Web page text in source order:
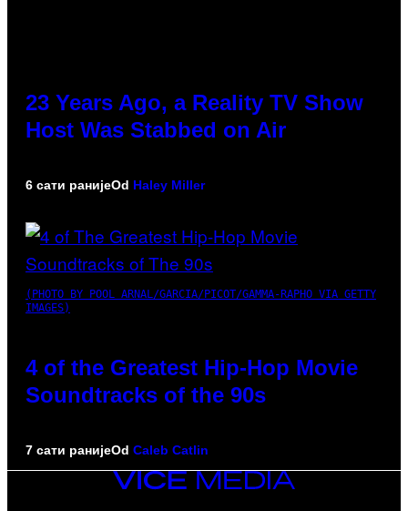
23 Years Ago, a Reality TV Show
Host Was Stabbed on Air
6 сати ранијеOd Haley Miller
(PHOTO BY POOL ARNAL/GARCIA/PICOT/GAMMA-RAPHO VIA GETTY
IMAGES)
4 of the Greatest Hip-Hop Movie
Soundtracks of the 90s
7 сати ранијеOd Caleb Catlin
VICE